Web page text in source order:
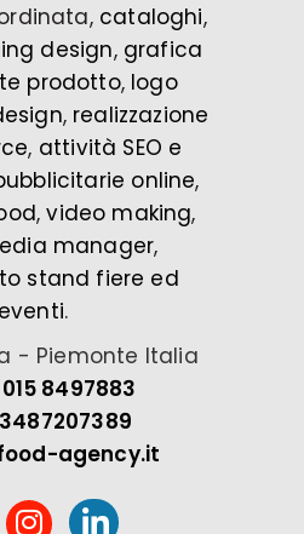
cataloghi,
design, grafica
prodotto, logo
, realizzazione
, attività SEO e
online,
,video making,
manager,
stand fiere ed
eventi.
- Piemonte Italia
8497883
agency.it